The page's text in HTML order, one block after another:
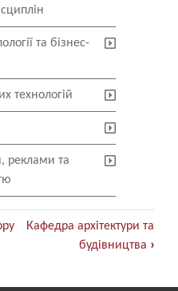
та бізнес-
технологій
реклами та
Кафедра архітектури та
будівництва ›